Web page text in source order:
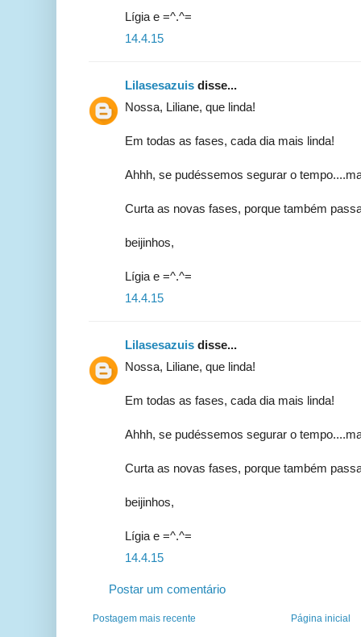
Lígia e =^.^=
14.4.15
Lilasesazuis disse...
Nossa, Liliane, que linda!
Em todas as fases, cada dia mais linda!
Ahhh, se pudéssemos segurar o
Curta as novas fases, porque também
beijinhos,
Lígia e =^.^=
14.4.15
Lilasesazuis disse...
Nossa, Liliane, que linda!
Em todas as fases, cada dia mais linda!
Ahhh, se pudéssemos segurar o
Curta as novas fases, porque também
beijinhos,
Lígia e =^.^=
14.4.15
Postar um comentário
Postagem mais recente Página inicial